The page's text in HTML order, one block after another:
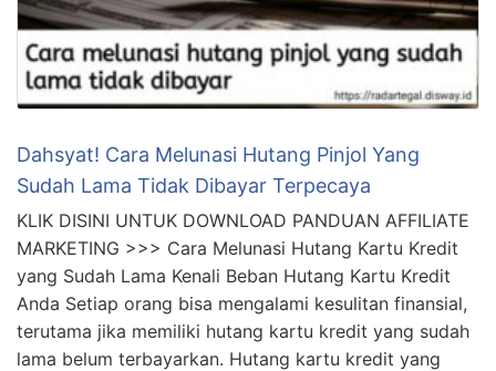
Dahsyat! Cara Melunasi Hutang Pinjol Yang
Sudah Lama Tidak Dibayar Terpecaya
KLIK DISINI UNTUK DOWNLOAD PANDUAN AFFILIATE
MARKETING >>> Cara Melunasi Hutang Kartu Kredit
yang Sudah Lama Kenali Beban Hutang Kartu Kredit
Anda Setiap orang bisa mengalami kesulitan finansial,
terutama jika memiliki hutang kartu kredit yang sudah
lama belum terbayarkan. Hutang kartu kredit yang